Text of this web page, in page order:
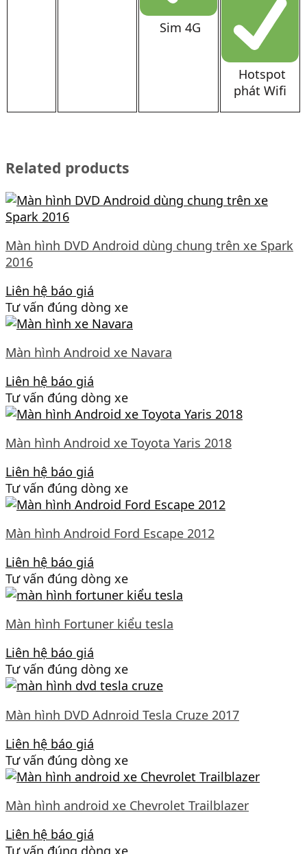
Sim 4G
Hotspot
phát Wifi
Related products
Màn hình DVD Android dùng chung trên xe Spark
2016
Liên hệ báo giá
Tư vấn đúng dòng xe
Màn hình Android xe Navara
Liên hệ báo giá
Tư vấn đúng dòng xe
Màn hình Android xe Toyota Yaris 2018
Liên hệ báo giá
Tư vấn đúng dòng xe
Màn hình Android Ford Escape 2012
Liên hệ báo giá
Tư vấn đúng dòng xe
Màn hình Fortuner kiểu tesla
Liên hệ báo giá
Tư vấn đúng dòng xe
Màn hình DVD Adnroid Tesla Cruze 2017
Liên hệ báo giá
Tư vấn đúng dòng xe
Màn hình android xe Chevrolet Trailblazer
Liên hệ báo giá
Tư vấn đúng dòng xe